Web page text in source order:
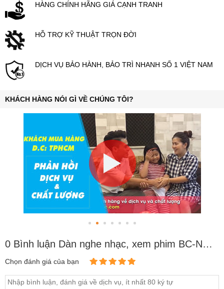
HÀNG CHÍNH HÃNG GIÁ CẠNH TRANH
HỖ TRỢ KỸ THUẬT TRỌN ĐỜI
DỊCH VỤ BẢO HÀNH, BẢO TRÌ NHANH SỐ 1 VIỆT NAM
KHÁCH HÀNG NÓI GÌ VỀ CHÚNG TÔI?
0 Bình luận Dàn nghe nhạc, xem phim BC-NNXP05 (20m2⬇️)
Chọn đánh giá của bạn